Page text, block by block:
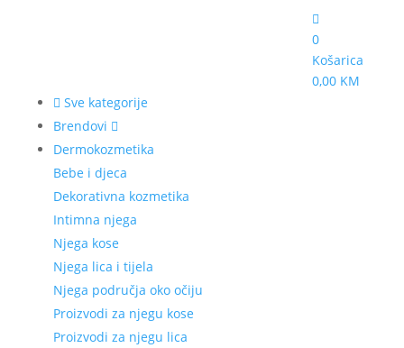
0
Košarica
0,00 KM
Sve kategorije
Brendovi
Dermokozmetika
Bebe i djeca
Dekorativna kozmetika
Intimna njega
Njega kose
Njega lica i tijela
Njega područja oko očiju
Proizvodi za njegu kose
Proizvodi za njegu lica